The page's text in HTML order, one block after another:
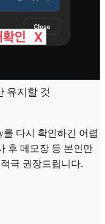
유지할 것
를 다시 확인하긴 어렵
후 메모장 등 본인만
극 권장드립니다.